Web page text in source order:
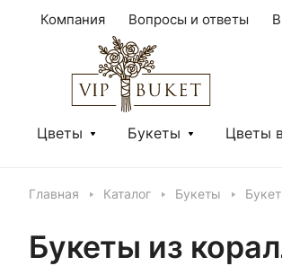
Компания Вопросы и ответы
Цветы Букеты Цветы
Главная Каталог Букеты
Букеты из